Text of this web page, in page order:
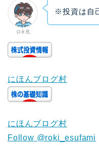
ロキ兄
※投資は自
にほんブログ村
にほんブログ村
Follow @roki_esufami